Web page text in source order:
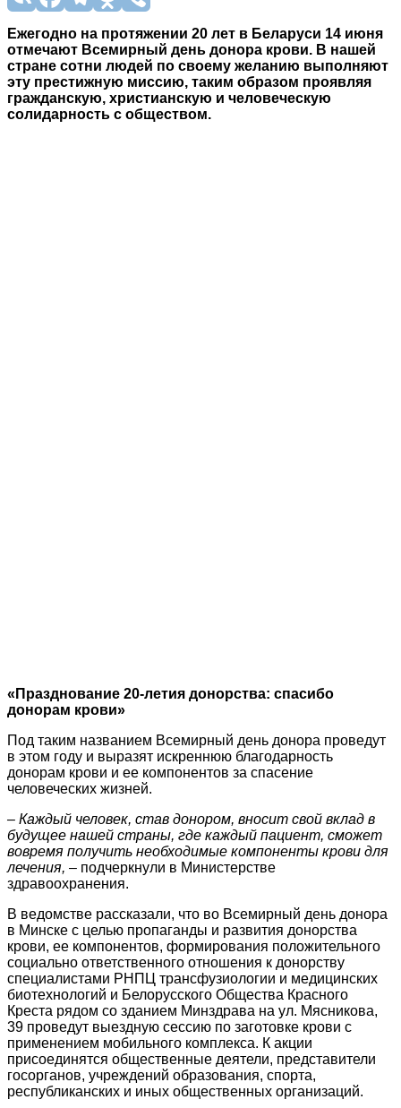
Ежегодно на протяжении 20 лет в Беларуси 14 июня
отмечают Всемирный день донора крови. В нашей
стране сотни людей по своему желанию выполняют
эту престижную миссию, таким образом проявляя
гражданскую, христианскую и человеческую
солидарность с обществом.
«Празднование 20-летия донорства: спасибо
донорам крови»
Под таким названием Всемирный день донора проведут
в этом году и выразят искреннюю благодарность
донорам крови и ее компонентов за спасение
человеческих жизней.
– Каждый человек, став донором, вносит свой вклад в
будущее нашей страны, где каждый пациент, сможет
вовремя получить необходимые компоненты крови для
лечения, – подчеркнули в Министерстве
здравоохранения.
В ведомстве рассказали, что во Всемирный день донора
в Минске с целью пропаганды и развития донорства
крови, ее компонентов, формирования положительного
социально ответственного отношения к донорству
специалистами РНПЦ трансфузиологии и медицинских
биотехнологий и Белорусского Общества Красного
Креста рядом со зданием Минздрава на ул. Мясникова,
39 проведут выездную сессию по заготовке крови с
применением мобильного комплекса. К акции
присоединятся общественные деятели, представители
госорганов, учреждений образования, спорта,
республиканских и иных общественных организаций.